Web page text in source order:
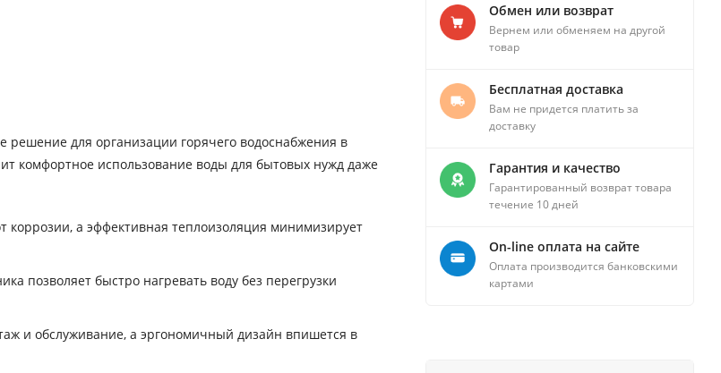
решение для организации горячего водоснабжения в
комфортное использование воды для бытовых нужд даже
а эффективная теплоизоляция минимизирует
позволяет быстро нагревать воду без перегрузки
и обслуживание, а эргономичный дизайн впишется в
Обмен или возврат
Вернем или обменяем на другой
товар
Бесплатная доставка
Вам не придется платить за
доставку
Гарантия и качество
Гарантированный возврат товара
течение 10 дней
On-line оплата на сайте
Оплата производится банковскими
картами